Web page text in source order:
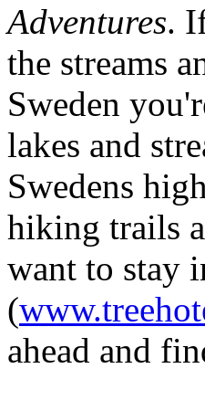
Adventures.
the streams
Sweden
lakes and
Swedens
hiking trails
want to stay
(
ahead and